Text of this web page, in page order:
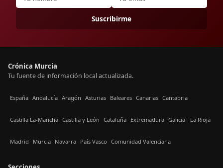
Suscribirme
Crónica Murcia
Tu fuente de información local actualizada.
España Andalucía Aragón Asturias Baleares Canarias Cantabria
Castilla La-Mancha Castilla y León Cataluña Extremadura Galicia La Rioja
Madrid Murcia Navarra País Vasco Comunidad Valenciana